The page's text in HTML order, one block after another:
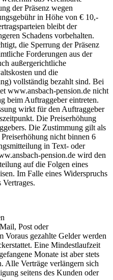
der Präsenz wegen
in Höhe von € 10,-
bleibt der
Schadens vorbehalten.
die Sperrung der Präsenz
Forderungen aus der
außergerichtliche
und die
vollständig bezahlt sind. Bei
www.ansbach-pension.de nicht
beim Auftraggeber eintreten.
wirkt für den Auftraggeber
Die Preiserhöhung
Die Zustimmung gilt als
nicht binnen 6
in Text- oder
pension.de wird den
auf die Folgen eines
Im Falle eines Widerspruchs
Post oder
Voraus gezahlte Gelder werden
Eine Mindestlaufzeit
Monate ist aber stets
Alle Verträge verlängern sich
seitens des Kunden oder